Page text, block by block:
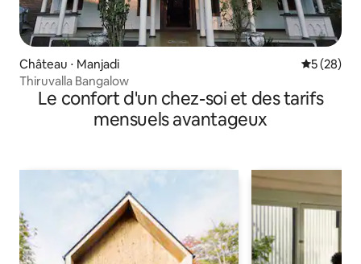
Château ⋅ Manjadi
5 (28)
Thiruvalla Bangalow
Le confort d'un chez-soi et des tarifs
mensuels avantageux